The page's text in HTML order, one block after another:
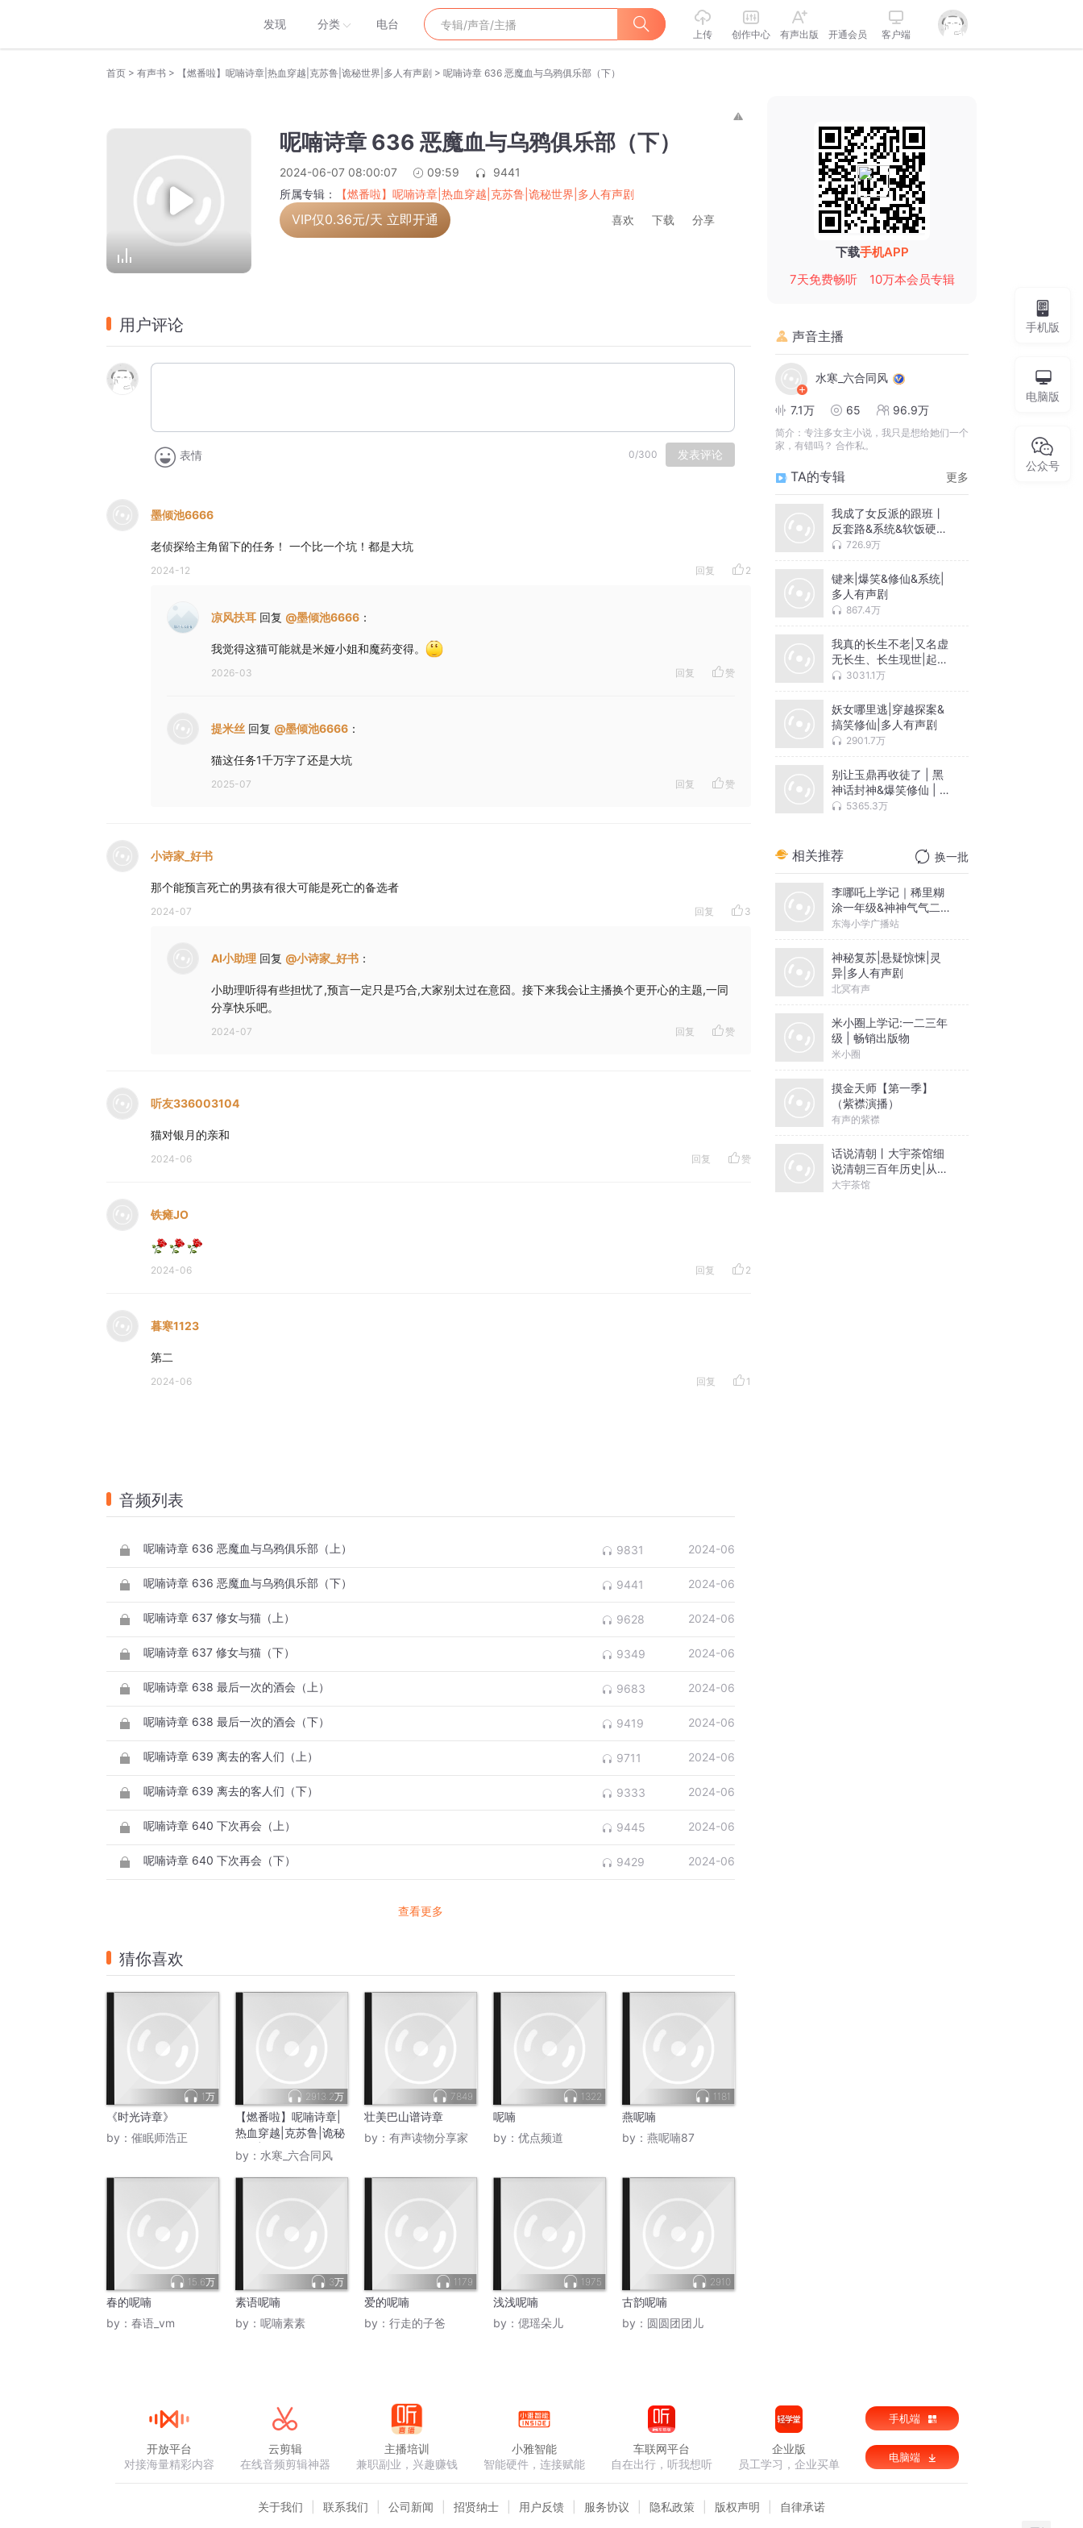
发现 分类 电台
上传 创作中心 有声出版 开通会员 客户端
首页 > 有声书 > 【燃番啦】呢喃诗章|热血穿越|克苏鲁|诡秘世界|多人有声剧 > 呢喃诗章 636 恶魔血与乌鸦俱乐部（下）
呢喃诗章 636 恶魔血与乌鸦俱乐部（下）
2024-06-07 08:00:07 09:59
9441
所属专辑：
【燃番啦】呢喃诗章|热血穿越|克苏鲁|诡秘世界|多人有声剧
VIP仅0.36元/天 立即开通 喜欢 下载 分享
用户评论
表情 0/300 发表评论
墨倾池6666
老侦探给主角留下的任务！ 一个比一个坑！都是大坑
2024-12 回复 2
凉风扶耳 回复 @墨倾池6666 ：
我觉得这猫可能就是米娅小姐和魔药变得。
2026-03 回复 赞
提米丝 回复 @墨倾池6666 ：
猫这任务1千万字了还是大坑
2025-07 回复 赞
小诗家_好书
那个能预言死亡的男孩有很大可能是死亡的备选者
2024-07 回复 3
AI小助理 回复 @小诗家_好书 ：
小助理听得有些担忧了,预言一定只是巧合,大家别太过在意囧。接下来我会让主播换个更开心的主题,一同
分享快乐吧。
2024-07 回复 赞
听友336003104
猫对银月的亲和
2024-06 回复 赞
铁瘫JO
2024-06 回复 2
暮寒1123
第二
2024-06 回复 1
音频列表
呢喃诗章 636 恶魔血与乌鸦俱乐部（上） 9831 2024-06
呢喃诗章 636 恶魔血与乌鸦俱乐部（下） 9441 2024-06
呢喃诗章 637 修女与猫（上） 9628 2024-06
呢喃诗章 637 修女与猫（下） 9349 2024-06
呢喃诗章 638 最后一次的酒会（上） 9683 2024-06
呢喃诗章 638 最后一次的酒会（下） 9419 2024-06
呢喃诗章 639 离去的客人们（上） 9711 2024-06
呢喃诗章 639 离去的客人们（下） 9333 2024-06
呢喃诗章 640 下次再会（上） 9445 2024-06
呢喃诗章 640 下次再会（下） 9429 2024-06
查看更多
猜你喜欢
1万
《时光诗章》
by： 催眠师浩正
2913.2万
【燃番啦】呢喃诗章|
热血穿越|克苏鲁|诡秘
世界|多人有声剧
by： 水寒_六合同风
7849
壮美巴山谱诗章
by： 有声读物分享家
1322
呢喃
by： 优点频道
1181
燕呢喃
by： 燕呢喃87
15.6万
春的呢喃
by： 春语_vm
3万
素语呢喃
by： 呢喃素素
1179
爱的呢喃
by： 行走的子爸
1975
浅浅呢喃
by： 偲瑶朵儿
2910
古韵呢喃
by： 圆圆团团儿
下载手机APP
7天免费畅听
10万本会员专辑
声音主播
水寒_六合同风
7.1万 65 96.9万
简介： 专注多女主小说，我只是想给她们一个
家，有错吗？ 合作私。
TA的专辑 更多
我成了女反派的跟班丨
反套路&系统&软饭硬吃
丨多人有声剧
726.9万
键来|爆笑&修仙&系统|
多人有声剧
867.4万
我真的长生不老|又名虚
无长生、长生现世|起点
爆款多女主搞笑日常|多
安
3031.1万
妖女哪里逃|穿越探案&
搞笑修仙|多人有声剧
2901.7万
别让玉鼎再收徒了 | 黑
神话封神&爆笑修仙 | 水
寒领衔VIP免费有声小说
5365.3万
相关推荐 换一批
李哪吒上学记｜稀里糊
涂一年级&神神气气二年
级
东海小学广播站
神秘复苏|悬疑惊悚|灵
异|多人有声剧
北冥有声
米小圈上学记:一二三年
级 | 畅销出版物
米小圈
摸金天师【第一季】
（紫襟演播）
有声的紫襟
话说清朝丨大宇茶馆细
说清朝三百年历史|从努
尔哈赤到末代皇帝溥仪|
大宇茶馆
手机版
电脑版
公众号
开放平台
对接海量精彩内容
云剪辑
在线音频剪辑神器
主播培训
兼职副业，兴趣赚钱
小雅智能
智能硬件，连接赋能
车联网平台
自在出行，听我想听
企业版
员工学习，企业买单
手机端
电脑端
关于我们 联系我们 公司新闻 招贤纳士 用户反馈 服务协议 隐私政策 版权声明 自律承诺